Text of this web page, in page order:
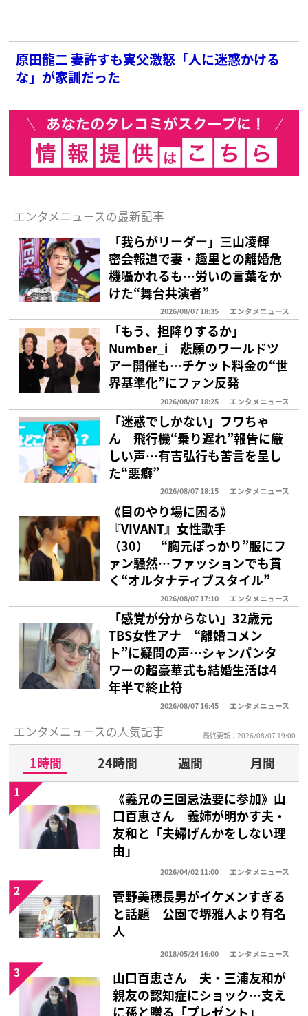
原田龍二 妻許すも実父激怒「人に迷惑かける
な」が家訓だった
エンタメニュースの最新記事
「我らがリーダー」三山凌輝
密会報道で妻・趣里との離婚危
機囁かれるも…労いの言葉をか
けた“舞台共演者”
2026/08/07 18:35 エンタメニュース
「もう、担降りするか」
Number_i 悲願のワールドツ
アー開催も…チケット料金の“世
界基準化”にファン反発
2026/08/07 18:25 エンタメニュース
「迷惑でしかない」フワちゃ
ん 飛行機“乗り遅れ”報告に厳
しい声…有吉弘行も苦言を呈し
た“悪癖”
2026/08/07 18:15 エンタメニュース
《目のやり場に困る》
『VIVANT』女性歌手
（30） “胸元ぽっかり”服にフ
ァン騒然…ファッションでも貫
く“オルタナティブスタイル”
2026/08/07 17:10 エンタメニュース
「感覚が分からない」32歳元
TBS女性アナ “離婚コメン
ト”に疑問の声…シャンパンタ
ワーの超豪華式も結婚生活は4
年半で終止符
2026/08/07 16:45 エンタメニュース
エンタメニュースの人気記事 最終更新：2026/08/07 19:00
1時間 24時間 週間
月間
《義兄の三回忌法要に参加》山
口百恵さん 義姉が明かす夫・
友和と「夫婦げんかをしない理
由」
2026/04/02 11:00 エンタメニュース
1
菅野美穂長男がイケメンすぎる
と話題 公園で堺雅人より有名
人
2018/05/24 16:00 エンタメニュース
2
山口百恵さん 夫・三浦友和が
親友の認知症にショック…支え
に孫と贈る「プレゼント」
3